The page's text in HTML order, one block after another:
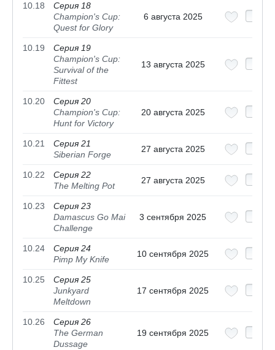
10.18
Серия 18
Champion's Cup:
Quest for Glory
6 августа 2025
10.19
Серия 19
Champion's Cup:
Survival of the
Fittest
13 августа 2025
10.20
Серия 20
Champion's Cup:
Hunt for Victory
20 августа 2025
10.21
Серия 21
Siberian Forge
27 августа 2025
10.22
Серия 22
The Melting Pot
27 августа 2025
10.23
Серия 23
Damascus Go Mai
Challenge
3 сентября 2025
10.24
Серия 24
Pimp My Knife
10 сентября 2025
10.25
Серия 25
Junkyard
Meltdown
17 сентября 2025
10.26
Серия 26
The German
Dussage
19 сентября 2025